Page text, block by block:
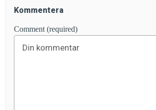
Kommentera
Comment (required)